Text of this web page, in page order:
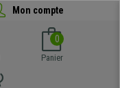
Mon compte
0
Panier